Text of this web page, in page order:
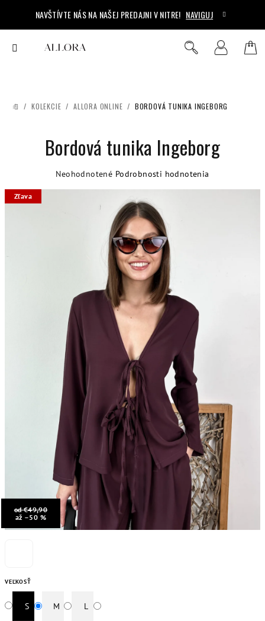
obsah
NAVŠTÍVTE NÁS NA NAŠEJ PREDAJNI V NITRE! NAVIGUJ
DOMOV
/ KOLEKCIE / ALLORA ONLINE / BORDOVÁ TUNIKA INGEBORG
VEĽKOSŤ
S M L
Bordová tunika Ingeborg
Priemerné
Neohodnotené Podrobnosti hodnotenia
Zľava
od €49,90
až –50 %